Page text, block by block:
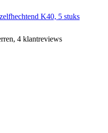
K40, 5 stuks
4 klantreviews